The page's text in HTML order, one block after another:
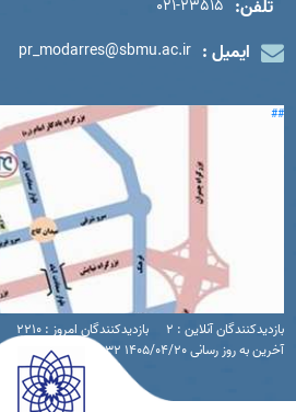
تلفن: 021-23515
ایمیل : pr_modarres@sbmu.ac.ir
##
بازدیدکنندگان آنلاین : 2 بازدیدکنندگان امروز : 2210
آخرین به روز رسانی 1405/04/20 16:32